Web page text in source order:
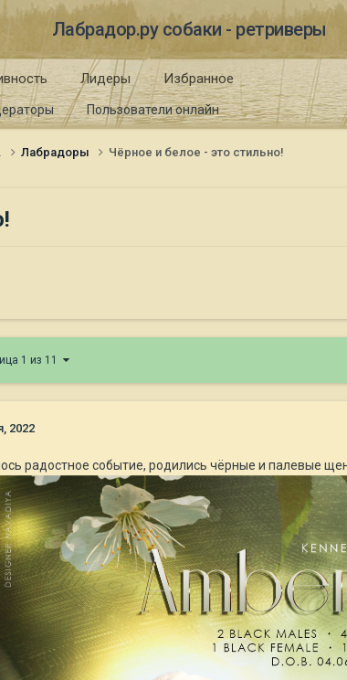
Лабрадор.ру собаки - ретриверы
Пользователи онлайн
Лидеры Избранное
Лабрадоры Чёрное и белое - это стильно!
1 из 11
2022
радостное событие, родились чёрные и палевые